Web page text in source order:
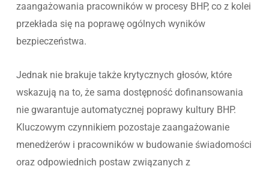
zaangażowania pracowników w procesy BHP, co z kolei
przekłada się na poprawę ogólnych wyników
bezpieczeństwa.
Jednak nie brakuje także krytycznych głosów, które
wskazują na to, że sama dostępność dofinansowania
nie gwarantuje automatycznej poprawy kultury BHP.
Kluczowym czynnikiem pozostaje zaangażowanie
menedżerów i pracowników w budowanie świadomości
oraz odpowiednich postaw związanych z